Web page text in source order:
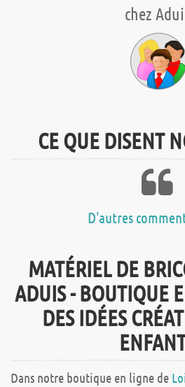
chez
CE QUE DISENT
D'autres
MATÉRIEL DE
ADUIS - BOUTIQUE
DES IDÉES
Dans notre boutique en ligne de